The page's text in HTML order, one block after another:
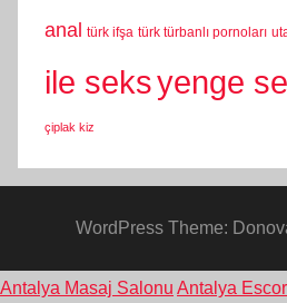
anal türk ifşa türk türbanlı pornoları
ile seksyenge
çiplak kiz
WordPress Theme:
Antalya Masaj Salonu Antalya